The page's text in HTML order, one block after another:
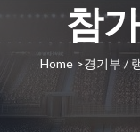
참
Home >경기부 /